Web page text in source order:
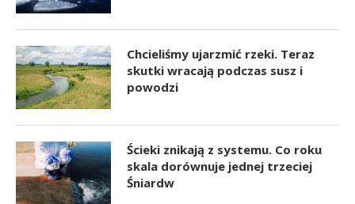
Chcieliśmy ujarzmić rzeki. Teraz
skutki wracają podczas susz i
powodzi
Ścieki znikają z systemu. Co roku
skala dorównuje jednej trzeciej
Śniardw